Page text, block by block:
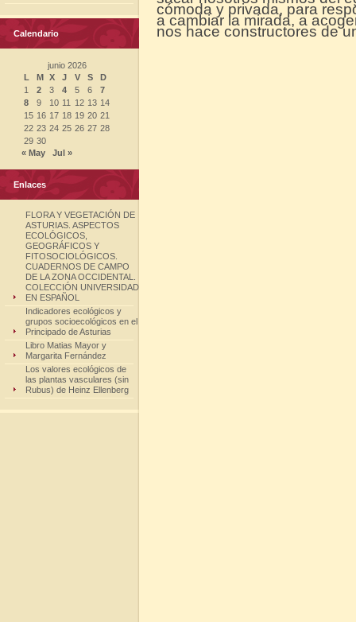
Calendario
junio 2026
L
M X J V S
D
1
2 3 4 5 6
7
8
9 10 11 12 13 14
15 16 17 18 19 20 21
22 23 24 25 26 27 28
29 30
« May
Jul »
Enlaces
FLORA Y VEGETACIÓN DE
ASTURIAS. ASPECTOS
ECOLÓGICOS,
GEOGRÁFICOS Y
FITOSOCIOLÓGICOS.
CUADERNOS DE CAMPO
DE LA ZONA OCCIDENTAL.
COLECCIÓN UNIVERSIDAD
EN ESPAÑOL
Indicadores ecológicos y
grupos socioecológicos en el
Principado de Asturias
Libro Matias Mayor y
Margarita Fernández
Los valores ecológicos de
las plantas vasculares (sin
Rubus) de Heinz Ellenberg
cómoda y privada, para
a cambiar la mirada, a
nos hace constructores de